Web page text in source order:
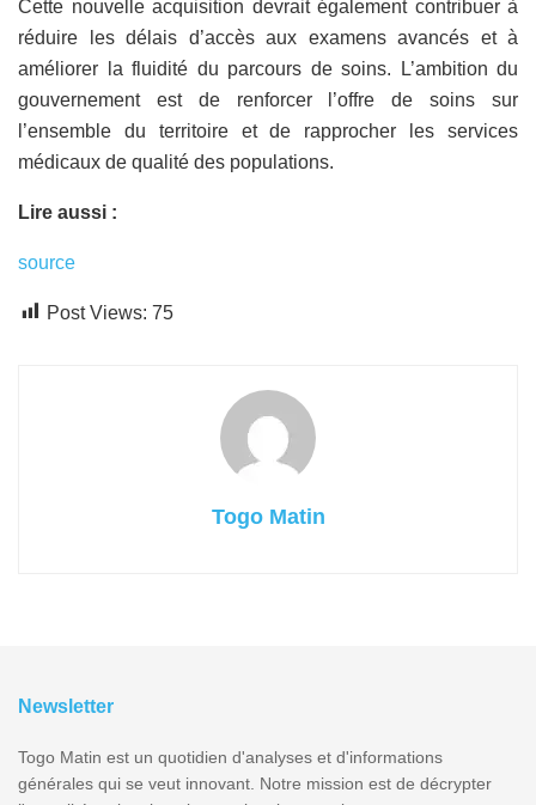
Cette nouvelle acquisition devrait également contribuer à
réduire les délais d’accès aux examens avancés et à
améliorer la fluidité du parcours de soins. L’ambition du
gouvernement est de renforcer l’offre de soins sur
l’ensemble du territoire et de rapprocher les services
médicaux de qualité des populations.
Lire aussi :
source
Post Views: 75
Togo Matin
Newsletter
Togo Matin est un quotidien d'analyses et d'informations
générales qui se veut innovant. Notre mission est de décrypter